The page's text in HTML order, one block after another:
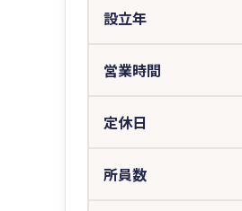
設立年
営業時間
定休日
所員数